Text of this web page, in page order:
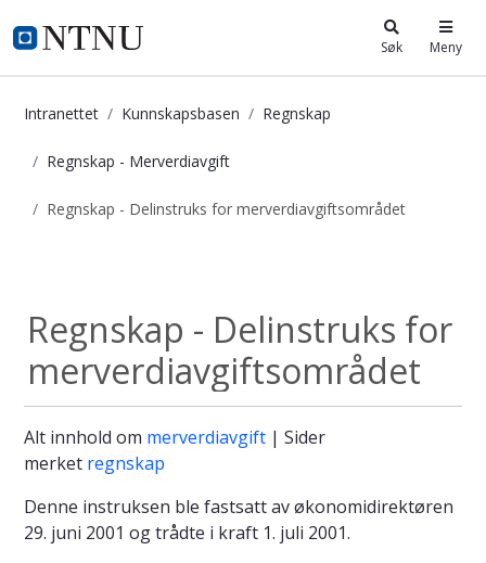
i.ntnu.no Søk Meny
Intranettet Kunnskapsbasen Regnskap
Regnskap - Merverdiavgift
Regnskap - Delinstruks for merverdiavgiftsområdet
Regnskap - Delinstruks for
merverdiavgiftsområdet
Alt innhold om merverdiavgift | Sider
merket regnskap
Denne instruksen ble fastsatt av økonomidirektøren
29. juni 2001 og trådte i kraft 1. juli 2001.